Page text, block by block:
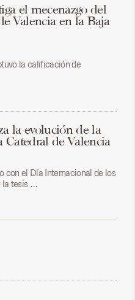
el mecenazgo del
Valencia en la Baja
la calificación de
la evolución de la
de Valencia
con el Día Internacional de los
la tesis …